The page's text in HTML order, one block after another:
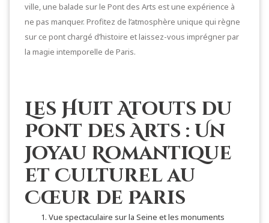
ville, une balade sur le Pont des Arts est une expérience à
ne pas manquer. Profitez de l’atmosphère unique qui règne
sur ce pont chargé d’histoire et laissez-vous imprégner par
la magie intemporelle de Paris.
Les Huit Atouts du
Pont des Arts : Un
Joyau Romantique
et Culturel au
Cœur de Paris
Vue spectaculaire sur la Seine et les monuments